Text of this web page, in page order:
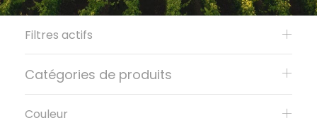
Filtres actifs
Catégories de produits
Couleur